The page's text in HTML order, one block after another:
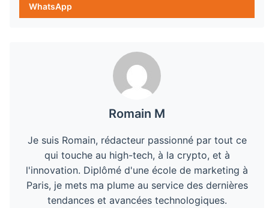
WhatsApp
Romain M
Je suis Romain, rédacteur passionné par tout ce
qui touche au high-tech, à la crypto, et à
l'innovation. Diplômé d'une école de marketing à
Paris, je mets ma plume au service des dernières
tendances et avancées technologiques.